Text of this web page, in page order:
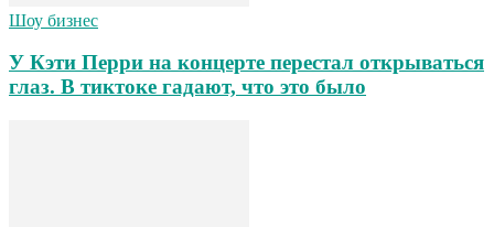
Шоу бизнес
У Кэти Перри на концерте перестал открываться
глаз. В тиктоке гадают, что это было